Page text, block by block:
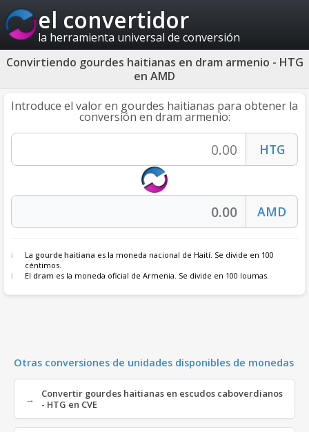
el convertidor
la herramienta universal de conversión
Convirtiendo gourdes haitianas en dram armenio - HTG
en AMD
Introduce el valor en gourdes haitianas para obtener la
conversión en dram armenio:
La gourde haitiana es la moneda nacional de Haití. Se divide en 100
céntimos.
El dram es la moneda oficial de Armenia. Se divide en 100 loumas.
Otras conversiones de unidades disponibles de monedas
Convertir gourdes haitianas en escudos caboverdianos
- HTG en CVE